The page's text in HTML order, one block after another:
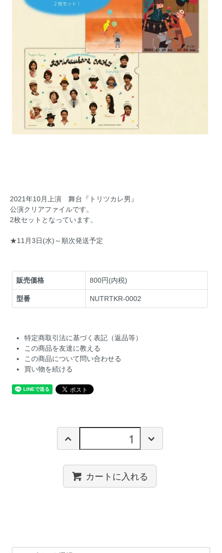
2021年10月上演 舞台『トリツカレ男』
公演クリアファイルです。
2枚セットとなっています。
★11月3日(水)～順次発送予定
販売価格 800円(内税)
型番 NUTRTKR-0002
特定商取引法に基づく表記（返品等）
この商品を友達に教える
この商品について問い合わせる
買い物を続ける
カートに入れる